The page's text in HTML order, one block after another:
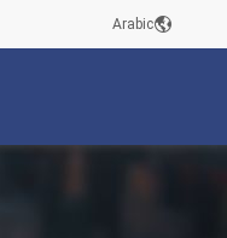
Arabic